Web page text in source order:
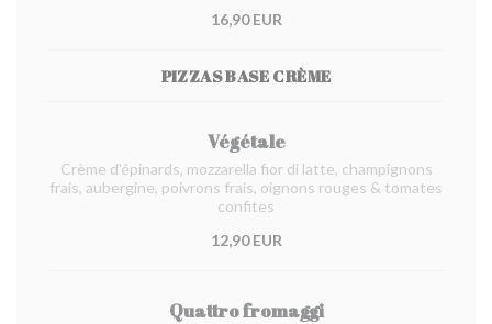
16,90 EUR
PIZZAS BASE CRÈME
Végétale
Crème d'épinards, mozzarella fior di latte, champignons
frais, aubergine, poivrons frais, oignons rouges & tomates
confites
12,90 EUR
Quattro fromaggi